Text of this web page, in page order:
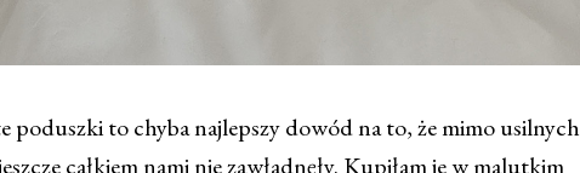
poduszki to chyba najlepszy dowód na to, że mimo usilnych
całkiem nami nie zawładnęły. Kupiłam je w malutkim